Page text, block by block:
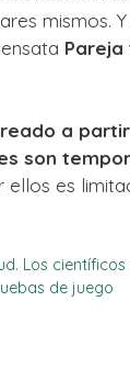
mismos.
a
son
es
Los
de juego